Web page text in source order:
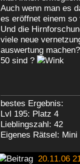
Auch wenn man es
es eröffnet einem
Und die
viele neue
auswertung
50 sind ?
bestes Ergebnis:
Lvl 195: Platz 4
Lieblingszahl: 42
Eigenes Rätsel:
20.11.06